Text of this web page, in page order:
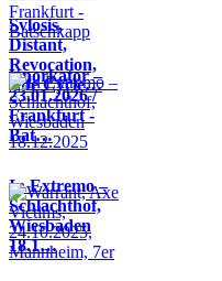
Sylosis,
Distant,
Revocation,
Life Cycle…
Knorkator –
23.01.2026 /
Frankfurt -
Bat…
In Extremo –
Schlachthof,
Wiesbaden
18.1…